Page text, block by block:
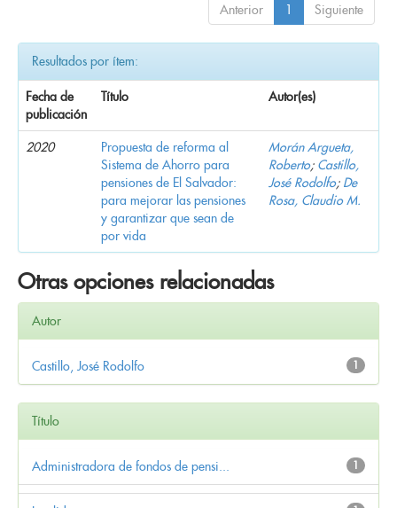
Anterior 1 Siguiente
Resultados por ítem:
Fecha de
publicación
Título Autor(es)
2020
Propuesta de reforma al
Sistema de Ahorro para
pensiones de El Salvador:
para mejorar las pensiones
y garantizar que sean de
por vida
Morán Argueta,
Roberto; Castillo,
José Rodolfo; De
Rosa, Claudio M.
Otras opciones relacionadas
Autor
1
Castillo, José Rodolfo
Título
1
Administradora de fondos de pensi...